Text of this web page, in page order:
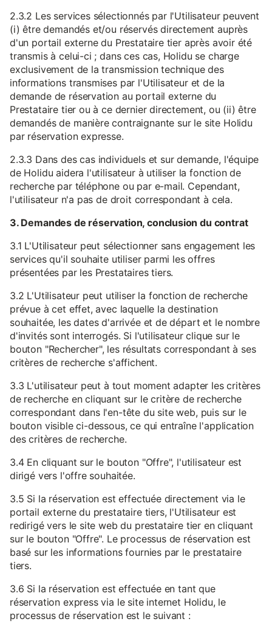
2.3.2 Les services sélectionnés par l'Utilisateur peuvent
(i) être demandés et/ou réservés directement auprès
d'un portail externe du Prestataire tier après avoir été
transmis à celui-ci ; dans ces cas, Holidu se charge
exclusivement de la transmission technique des
informations transmises par l'Utilisateur et de la
demande de réservation au portail externe du
Prestataire tier ou à ce dernier directement, ou (ii) être
demandés de manière contraignante sur le site Holidu
par réservation expresse.
2.3.3 Dans des cas individuels et sur demande, l'équipe
de Holidu aidera l'utilisateur à utiliser la fonction de
recherche par téléphone ou par e-mail. Cependant,
l'utilisateur n'a pas de droit correspondant à cela.
3. Demandes de réservation, conclusion du contrat
3.1 L'Utilisateur peut sélectionner sans engagement les
services qu'il souhaite utiliser parmi les offres
présentées par les Prestataires tiers.
3.2 L'Utilisateur peut utiliser la fonction de recherche
prévue à cet effet, avec laquelle la destination
souhaitée, les dates d'arrivée et de départ et le nombre
d'invités sont interrogés. Si l'utilisateur clique sur le
bouton "Rechercher", les résultats correspondant à ses
critères de recherche s'affichent.
3.3 L'utilisateur peut à tout moment adapter les critères
de recherche en cliquant sur le critère de recherche
correspondant dans l'en-tête du site web, puis sur le
bouton visible ci-dessous, ce qui entraîne l'application
des critères de recherche.
3.4 En cliquant sur le bouton "Offre", l'utilisateur est
dirigé vers l'offre souhaitée.
3.5 Si la réservation est effectuée directement via le
portail externe du prestataire tiers, l'Utilisateur est
redirigé vers le site web du prestataire tier en cliquant
sur le bouton "Offre". Le processus de réservation est
basé sur les informations fournies par le prestataire
tiers.
3.6 Si la réservation est effectuée en tant que
réservation express via le site internet Holidu, le
processus de réservation est le suivant :